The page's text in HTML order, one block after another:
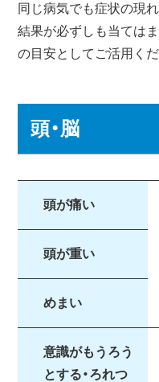
同じ病気でも症状の現
結果が必ずしも当ては
の目安としてご活用くだ
頭・脳
頭が痛い
頭が重い
めまい
意識がもうろう
とする・ろれつ